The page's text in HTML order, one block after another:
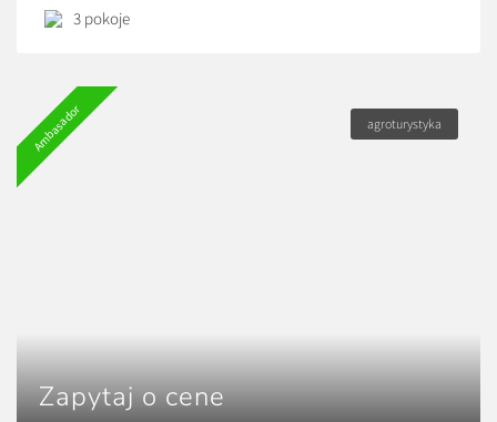
3 pokoje
Ambasador agroturystyka
Zapytaj o cene